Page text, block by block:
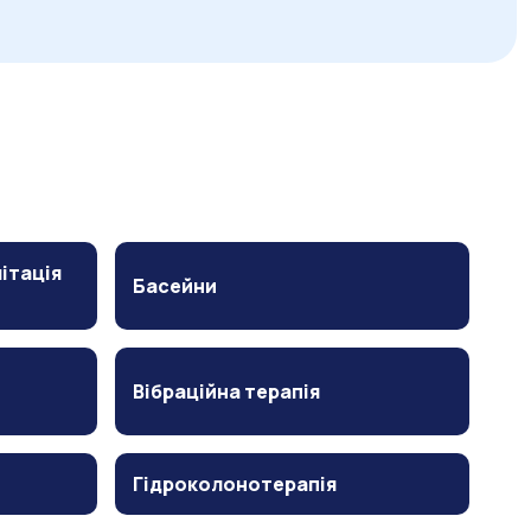
Басейни
Вібраційна терапія
Гідроколонотерапія